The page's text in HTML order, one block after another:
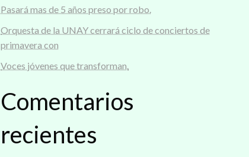
Pasará mas de 5 años preso por robo.
Orquesta de la UNAY cerrará ciclo de conciertos de
primavera con
Voces jóvenes que transforman.
Comentarios
recientes